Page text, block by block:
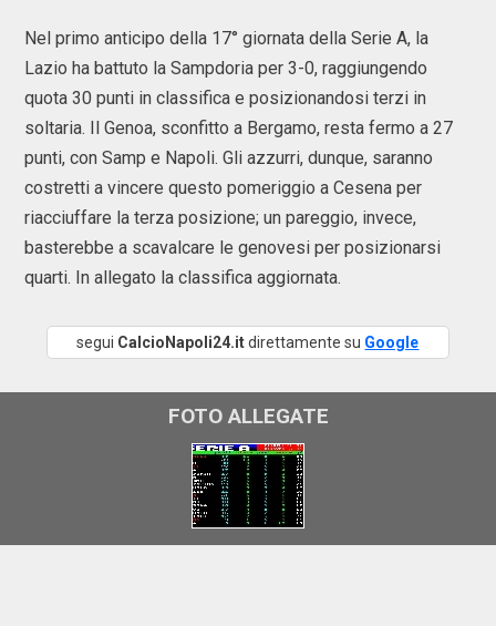
Nel primo anticipo della 17° giornata della Serie A, la
Lazio ha battuto la Sampdoria per 3-0, raggiungendo
quota 30 punti in classifica e posizionandosi terzi in
soltaria. Il Genoa, sconfitto a Bergamo, resta fermo a 27
punti, con Samp e Napoli. Gli azzurri, dunque, saranno
costretti a vincere questo pomeriggio a Cesena per
riacciuffare la terza posizione; un pareggio, invece,
basterebbe a scavalcare le genovesi per posizionarsi
quarti. In allegato la classifica aggiornata.
segui CalcioNapoli24.itdirettamente su Google
FOTO ALLEGATE